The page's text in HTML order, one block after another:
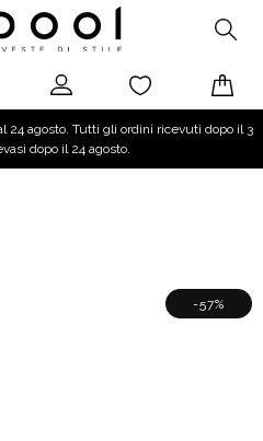
24 agosto. Tutti gli ordini ricevuti dopo il 3
dopo il 24 agosto.
-57%